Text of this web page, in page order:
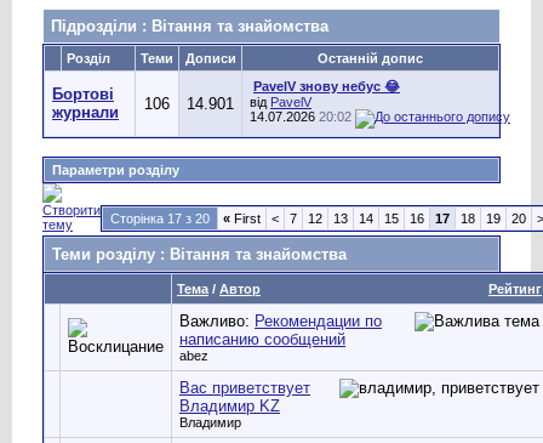
Підрозділи : Вітання та знайомства
Розділ Теми Дописи Останній допис
Бортові
журнали
106 14.901
PavelV знову небус 😂
від PavelV
14.07.2026 20:02
Параметри розділу
Сторінка 17 з 20 « First < 7 12 13 14 15 16 17 18 19 20 >
Теми розділу : Вітання та знайомства
Рейтинг
Тема / Автор
Важливо: Рекомендации по
написанию сообщений
abez
Вас приветствует
Владимир KZ
Владимир